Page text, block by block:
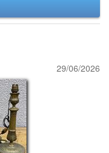
29/06/2026